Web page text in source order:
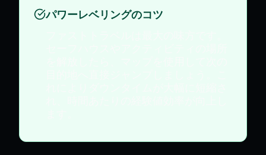
パワーレベリングのコツ